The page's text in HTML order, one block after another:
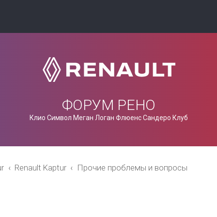
ФОРУМ РЕНО
Клио Символ Меган Логан Флюенс Сандеро Клуб
Renault Kaptur Прочие проблемы и вопросы